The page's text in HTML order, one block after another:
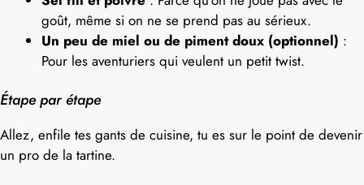
goût, même si on ne se prend pas au sérieux.
Un peu de miel ou de piment doux (optionnel) :
Pour les aventuriers qui veulent un petit twist.
Étape par étape
Allez, enfile tes gants de cuisine, tu es sur le point de devenir
un pro de la tartine.